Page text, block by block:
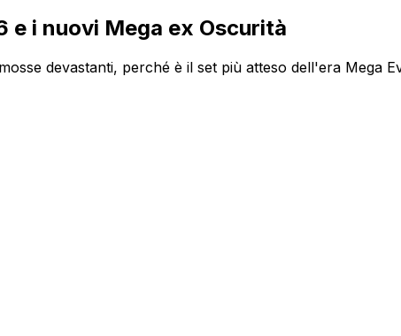
e i nuovi Mega ex Oscurità
devastanti, perché è il set più atteso dell'era Mega